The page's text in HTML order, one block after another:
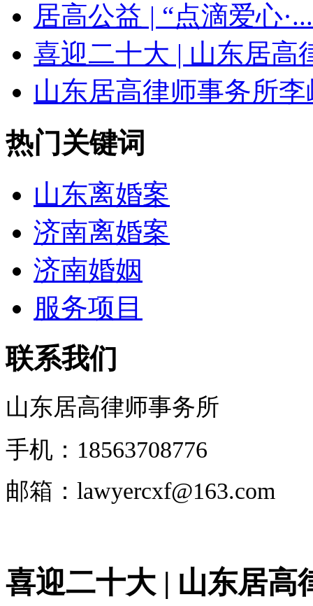
居高公益 | “点滴爱心·...
喜迎二十大 | 山东居高
山东居高律师事务所
热门关键词
山东离婚案
济南离婚案
济南婚姻
服务项目
联系我们
山东居高律师事务所
手机：18563708776
邮箱：lawyercxf@163.com
喜迎二十大 | 山东居高